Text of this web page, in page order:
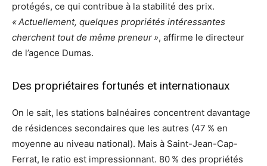
protégés, ce qui contribue à la stabilité des prix.
« Actuellement, quelques propriétés intéressantes
cherchent tout de même preneur », affirme le directeur
de l’agence Dumas.
Des propriétaires fortunés et internationaux
On le sait, les stations balnéaires concentrent davantage
de résidences secondaires que les autres (47 % en
moyenne au niveau national). Mais à Saint-Jean-Cap-
Ferrat, le ratio est impressionnant. 80 % des propriétés